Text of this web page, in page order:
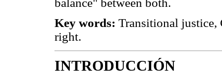
balance" between both.
Key words: Transitional
right.
INTRODUCCIÓN